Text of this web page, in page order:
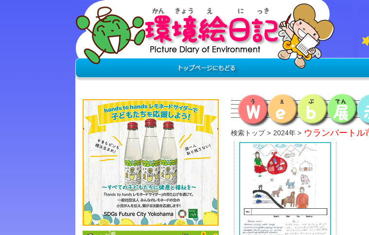
検索トップ 2024年 ウランバートル